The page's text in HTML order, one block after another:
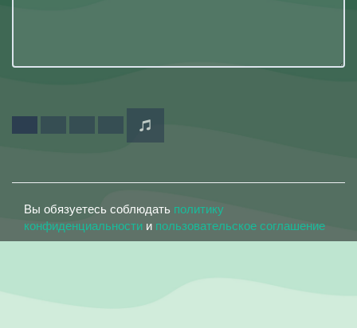
Вы обязуетесь соблюдать политику
конфиденциальности и пользовательское соглашение